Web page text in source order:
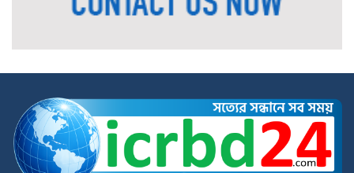
পঞ্চগড়ে শ্রদ্ধা নিবেদন শেষে জুলাই সনদের
সম্পদ প্রতিমন্ত্রীর